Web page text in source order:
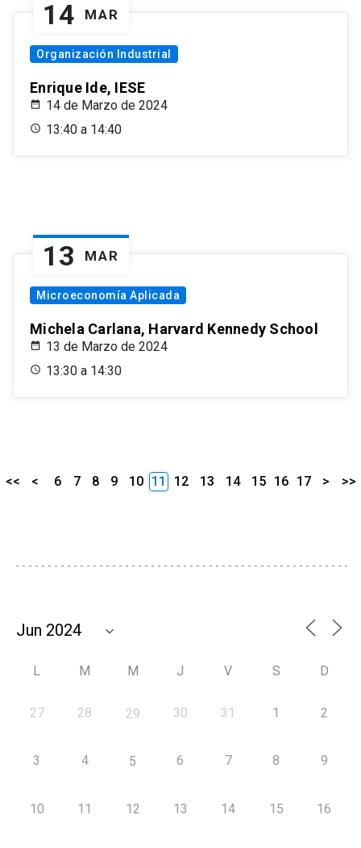
14 MAR
Organización Industrial
Enrique Ide, IESE
14 de Marzo de 2024
13:40 a 14:40
13 MAR
Microeconomía Aplicada
Michela Carlana, Harvard Kennedy School
13 de Marzo de 2024
13:30 a 14:30
<< < 6 7 8 9 10 11 12 13 14 15 16 17 > >>
L M M J V S D
27 28 29 30 31 1 2
3 4 5 6 7 8 9
10 11 12 13 14 15 16